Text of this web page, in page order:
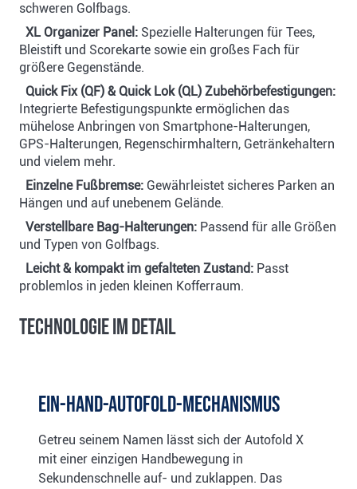
schweren Golfbags.
XL Organizer Panel: Spezielle Halterungen für Tees,
Bleistift und Scorekarte sowie ein großes Fach für
größere Gegenstände.
Quick Fix (QF) & Quick Lok (QL) Zubehörbefestigungen:
Integrierte Befestigungspunkte ermöglichen das
mühelose Anbringen von Smartphone-Halterungen,
GPS-Halterungen, Regenschirmhaltern, Getränkehaltern
und vielem mehr.
Einzelne Fußbremse: Gewährleistet sicheres Parken an
Hängen und auf unebenem Gelände.
Verstellbare Bag-Halterungen: Passend für alle Größen
und Typen von Golfbags.
Leicht & kompakt im gefalteten Zustand: Passt
problemlos in jeden kleinen Kofferraum.
Technologie im Detail
Ein-Hand-Autofold-Mechanismus
Getreu seinem Namen lässt sich der Autofold X
mit einer einzigen Handbewegung in
Sekundenschnelle auf- und zuklappen. Das